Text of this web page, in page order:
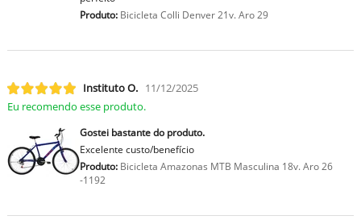
Produto:Bicicleta Colli Denver 21v. Aro 29
Instituto O. 11/12/2025
Eu recomendo esse produto.
Gostei bastante do produto.
Excelente custo/benefício
Produto:Bicicleta Amazonas MTB Masculina 18v. Aro 26
-1192